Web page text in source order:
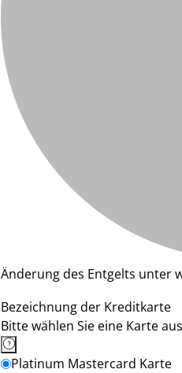
Änderung des Entgelts unter
Bezeichnung der Kreditkarte
Bitte wählen Sie eine Karte
Platinum Mastercard Karte